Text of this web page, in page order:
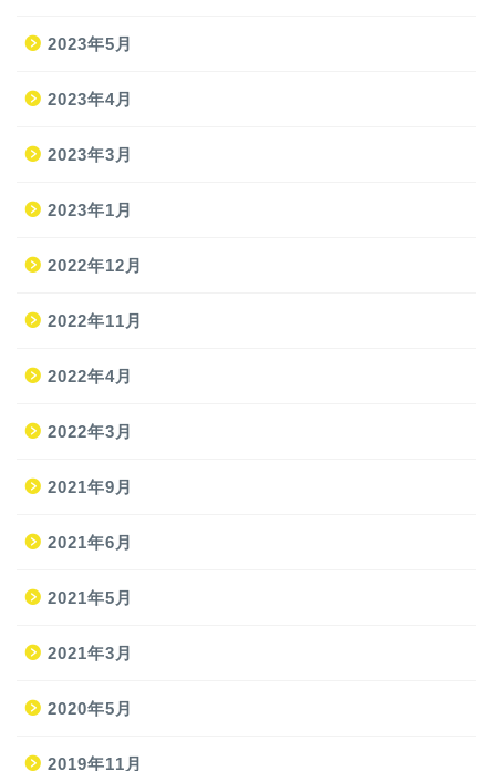
2023年5月
2023年4月
2023年3月
2023年1月
2022年12月
2022年11月
2022年4月
2022年3月
2021年9月
2021年6月
2021年5月
2021年3月
2020年5月
2019年11月